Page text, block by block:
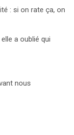
: si on rate ça, on
a oublié qui
nous